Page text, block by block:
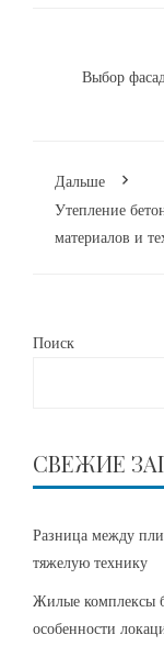
Выбор
Дальше
Утепление
материалов и
Поиск
СВЕЖИЕ
Разница между
тяжелую технику
Жилые комплексы
особенности